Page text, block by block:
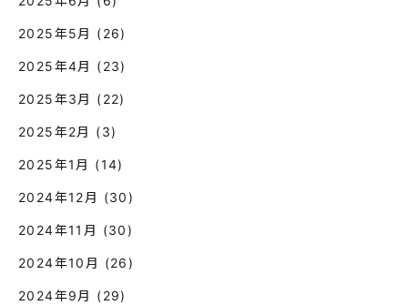
2025年5月 (26)
2025年4月 (23)
2025年3月 (22)
2025年2月 (3)
2025年1月 (14)
2024年12月 (30)
2024年11月 (30)
2024年10月 (26)
2024年9月 (29)